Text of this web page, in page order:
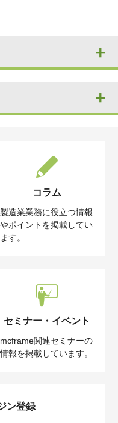
コラム
製造業業務に役立つ情報
やポイントを掲載してい
ます。
セミナー・イベント
mcframe関連セミナーの
情報を掲載しています。
ン登録